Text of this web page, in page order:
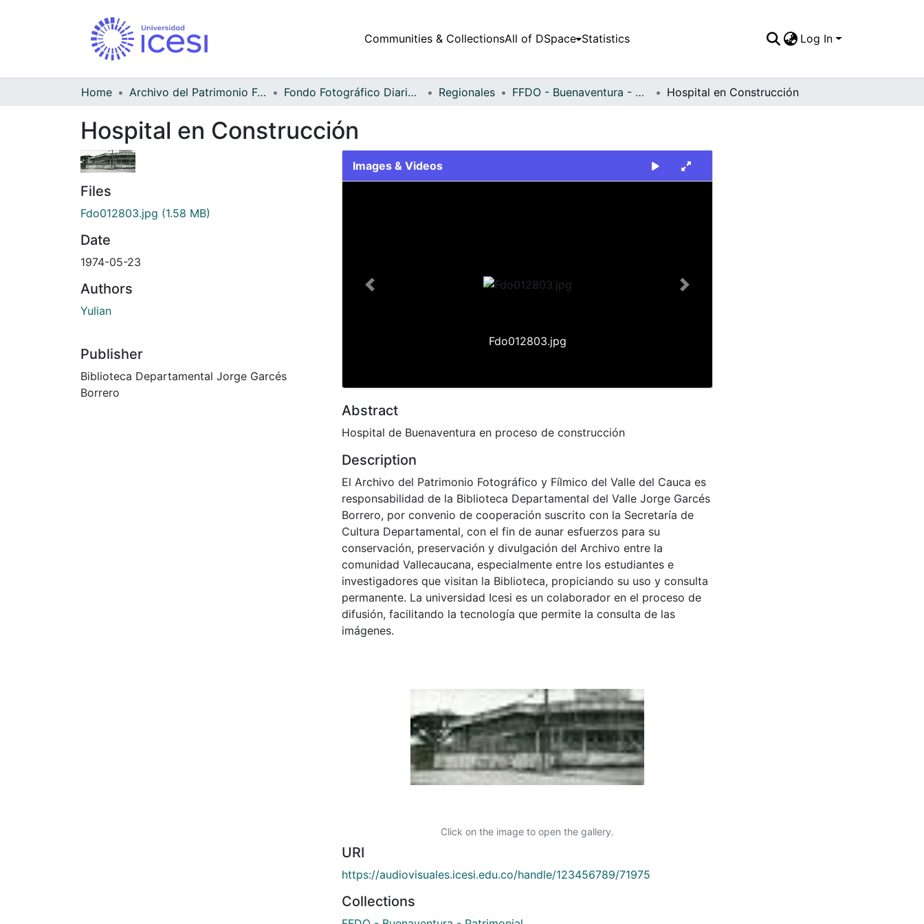
Communities & CollectionsAll of DSpace Statistics Log In
Home Archivo del Patrimonio Fotográfico y Fílmico del Valle del Cauca Fondo Fotográfico Diario Occidente Regionales FFDO - Buenaventura - Patrimonial Hospital en Construcción
Hospital en Construcción
Files
Fdo012803.jpg (1.58 MB)
Date
1974-05-23
Authors
Yulian
Publisher
Biblioteca Departamental Jorge Garcés
Borrero
Images & Videos
Fdo012803.jpg
Previous Next
Abstract
Hospital de Buenaventura en proceso de construcción
Description
El Archivo del Patrimonio Fotográfico y Fílmico del Valle del Cauca es
responsabilidad de la Biblioteca Departamental del Valle Jorge Garcés
Borrero, por convenio de cooperación suscrito con la Secretaría de
Cultura Departamental, con el fin de aunar esfuerzos para su
conservación, preservación y divulgación del Archivo entre la
comunidad Vallecaucana, especialmente entre los estudiantes e
investigadores que visitan la Biblioteca, propiciando su uso y consulta
permanente. La universidad Icesi es un colaborador en el proceso de
difusión, facilitando la tecnología que permite la consulta de las
imágenes.
Click on the image to open the gallery.
URI
https://audiovisuales.icesi.edu.co/handle/123456789/71975
Collections